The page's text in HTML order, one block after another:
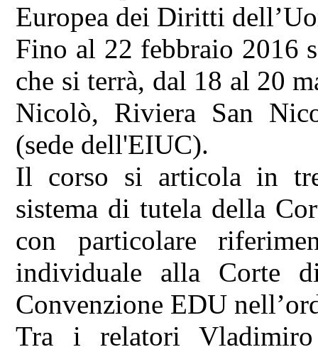
Europea dei Diritti
Fino al 22 febbraio 2016
che si terrà, dal 18 al 20
Nicolò, Riviera San
(sede dell'EIUC).
Il corso si articola in
sistema di tutela della
con particolare
individuale alla Corte
Convenzione EDU
Tra i relatori Vladimiro